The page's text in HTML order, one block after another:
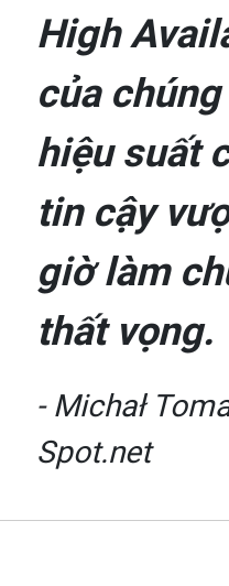
High
của
hiệu suất
tin cậy
giờ làm
thất vọng.
- Michał
Spot.net